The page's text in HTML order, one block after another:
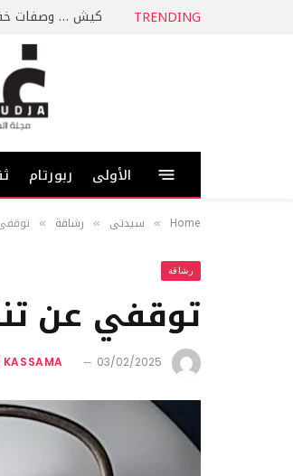
TRENDING كيش … وصفات
الأولى ربورتام
Home
» سيدتي » رشاقة »
رشاقة
توقفي عن
03/02/2025